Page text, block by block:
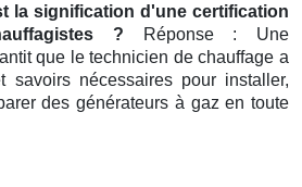
la signification d'une certification
? Réponse : Une
que le technicien de chauffage a
savoirs nécessaires pour installer,
des générateurs à gaz en toute